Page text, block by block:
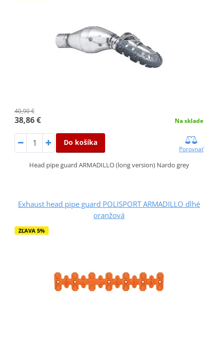
40,90 €
38,86 € Na sklade
Do košíka
Porovnať
Head pipe guard ARMADILLO (long version) Nardo grey
Exhaust head pipe guard POLISPORT ARMADILLO dlhé
oranžová
ZĽAVA 5%